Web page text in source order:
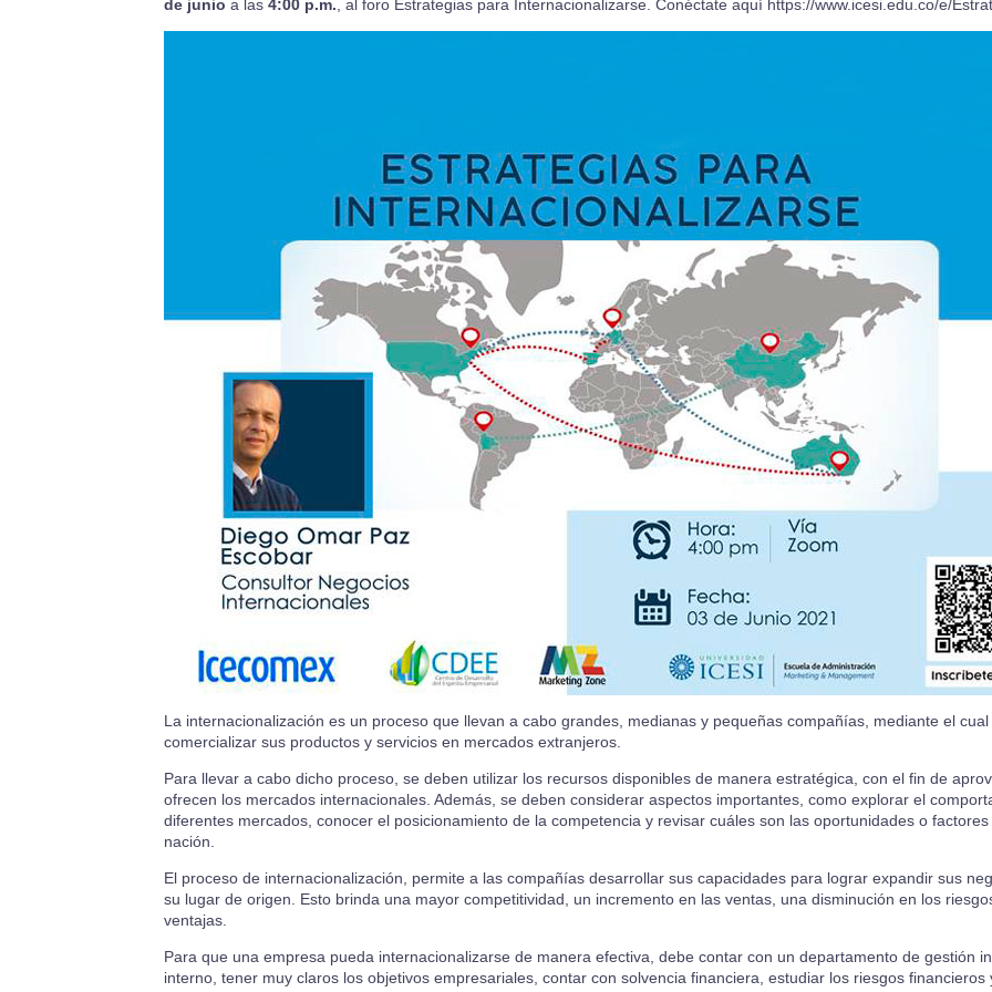
de junio a las 4:00 p.m., al foro Estrategias para Internacionalizarse. Conéctate aquí https://www.icesi.edu.co/e/
La internacionalización es un proceso que llevan a cabo grandes, medianas y pequeñas compañías, mediante el
comercializar sus productos y servicios en mercados extranjeros.
Para llevar a cabo dicho proceso, se deben utilizar los recursos disponibles de manera estratégica, con el fin de
ofrecen los mercados internacionales. Además, se deben considerar aspectos importantes, como explorar el
diferentes mercados, conocer el posicionamiento de la competencia y revisar cuáles son las oportunidades o
nación.
El proceso de internacionalización, permite a las compañías desarrollar sus capacidades para lograr expandir sus
su lugar de origen. Esto brinda una mayor competitividad, un incremento en las ventas, una disminución en los
ventajas.
Para que una empresa pueda internacionalizarse de manera efectiva, debe contar con un departamento de gestión
interno, tener muy claros los objetivos empresariales, contar con solvencia financiera, estudiar los riesgos